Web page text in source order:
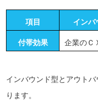
項目 インバ
付帯効果 企業のＣ
インバウンド型とアウト
ります。